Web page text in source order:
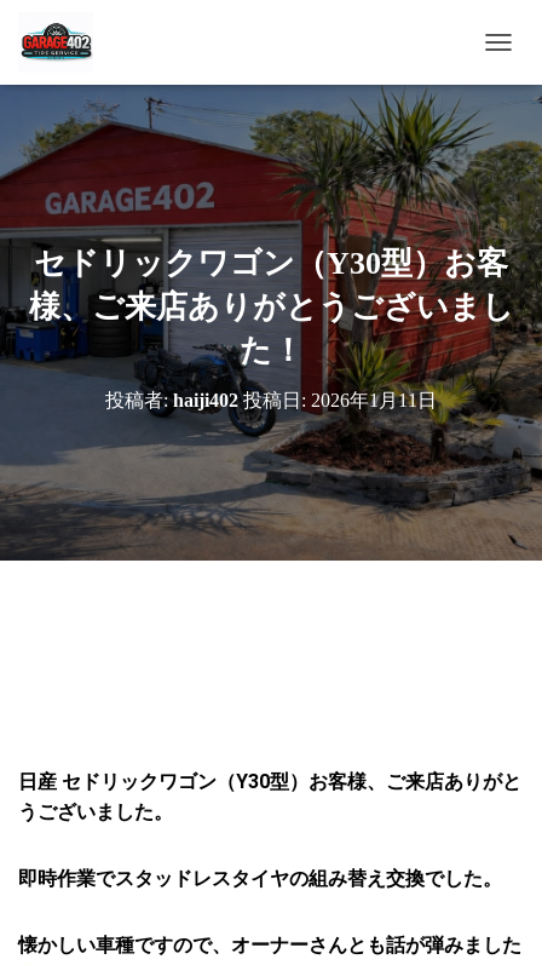
ビ
シ
ョ
ン
を
切
り
替
え
セドリックワゴン（Y30型）お客
様、ご来店ありがとうございまし
た！
投稿者:haiji402投稿日: 2026年1月11日
日産 セドリックワゴン（Y30型）お客様、ご来店ありがと
うございました。
即時作業でスタッドレスタイヤの組み替え交換でした。
懐かしい車種ですので、オーナーさんとも話が弾みました